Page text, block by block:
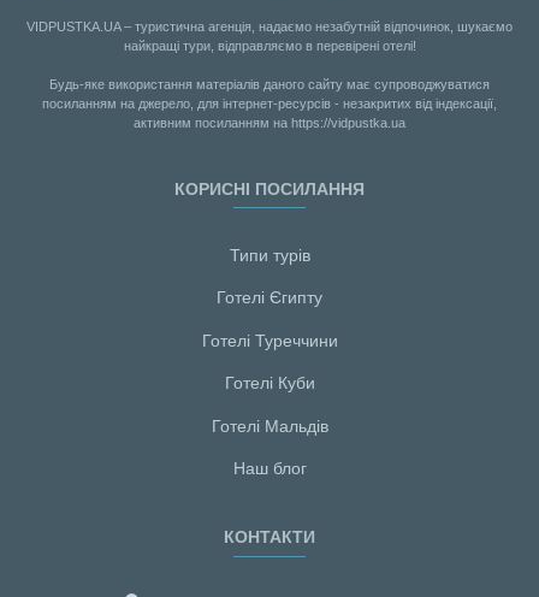
VIDPUSTKA.UA – туристична агенція, надаємо незабутній відпочинок, шукаємо
найкращі тури, відправляємо в перевірені отелі!
Будь-яке використання матеріалів даного сайту має супроводжуватися
посиланням на джерело, для інтернет-ресурсів - незакритих від індексації,
активним посиланням на https://vidpustka.ua
КОРИСНІ ПОСИЛАННЯ
Типи турів
Готелі Єгипту
Готелі Туреччини
Готелі Куби
Готелі Мальдiв
Наш блог
КОНТАКТИ